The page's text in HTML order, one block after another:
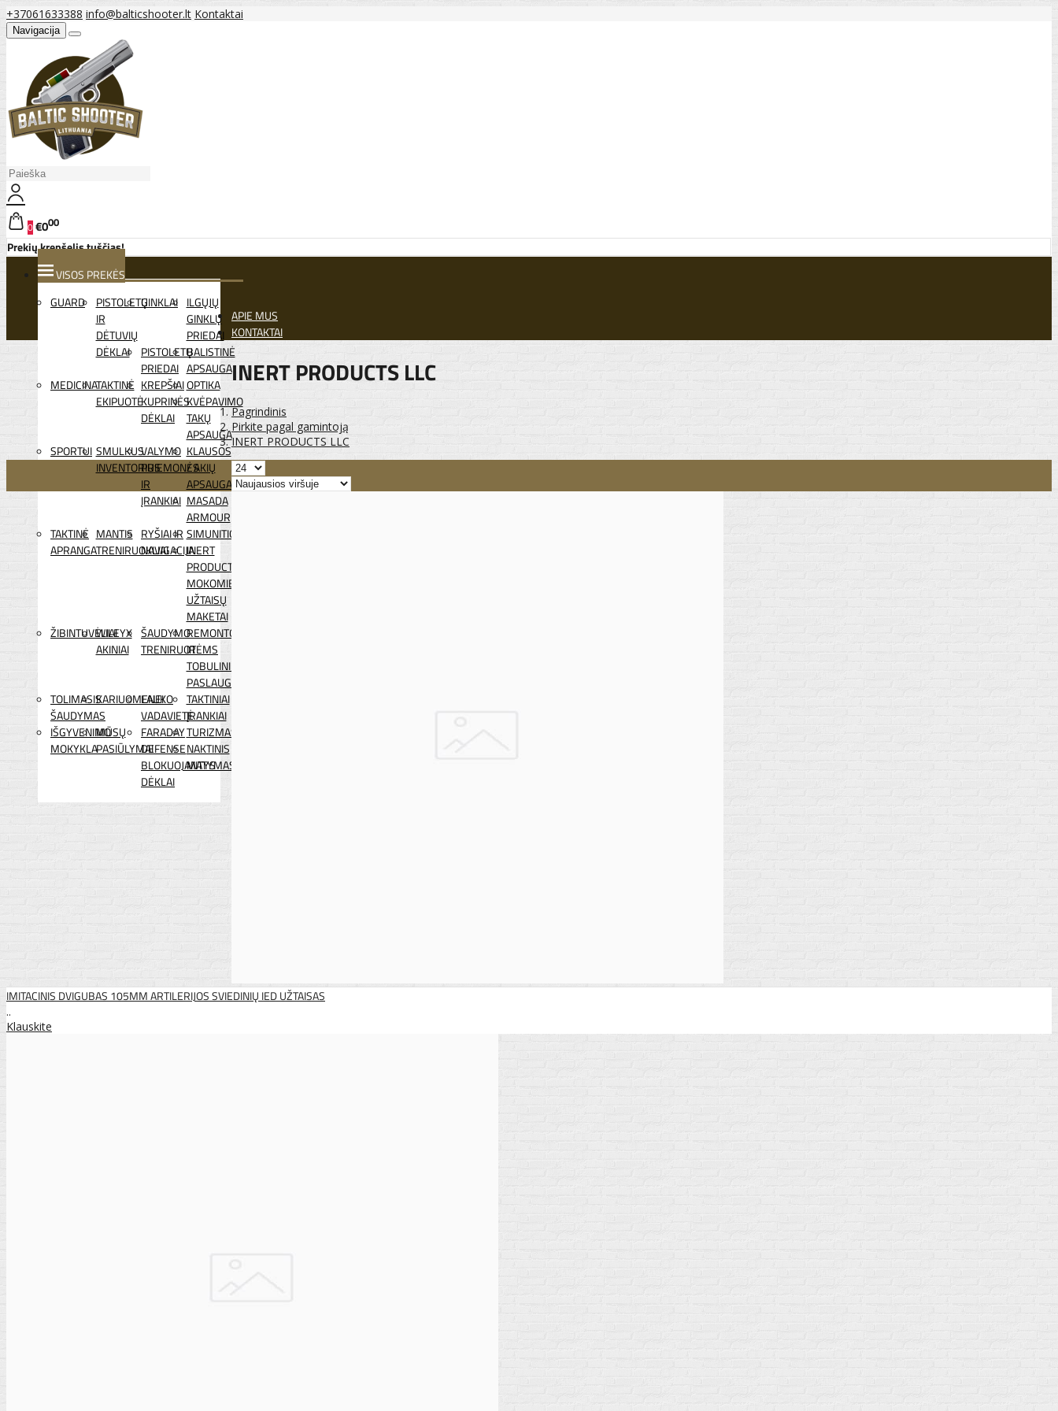
+37061633388 info@balticshooter.lt Kontaktai
Navigacija
0€000
Prekių krepšelis tuščias!
VISOS PREKĖS
GUARD
PISTOLETŲ
IR
DĖTUVIŲ
DĖKLAI
GINKLAI ILGŲJŲ
GINKLŲ
PRIEDAI
PISTOLETŲ
PRIEDAI
BALISTINĖ
APSAUGA
MEDICINATAKTINĖ
EKIPUOTĖ
KREPŠIAI
KUPRINĖS
DĖKLAI
OPTIKA
KVĖPAVIMO
TAKŲ
APSAUGA
SPORTUI SMULKUS
INVENTORIUS
VALYMO
PRIEMONĖS
IR
ĮRANKIAI
KLAUSOS
/ AKIŲ
APSAUGA
MASADA
ARMOUR
TAKTINĖ
APRANGA
MANTIS
TRENIRUOKLIAI
RYŠIAI IR
NAVIGACIJA
SIMUNITION
INERT
PRODUCTS
MOKOMIEJI
UŽTAISŲ
MAKETAI
ŽIBINTUVĖLIAI
WILEYX
AKINIAI
ŠAUDYMO
TRENIRUOTĖMS
REMONTO
IR
TOBULINIMO
PASLAUGOS
TOLIMASIS
ŠAUDYMAS
KARIUOMENEI
LAUKO
VADAVIETĖ
TAKTINIAI
ĮRANKIAI
IŠGYVENIMO
MOKYKLA
MŪSŲ
PASIŪLYMAI
FARADAY
DEFENSE
BLOKUOJANTYS
DĖKLAI
TURIZMAS
NAKTINIS
MATYMAS
APIE MUS
KONTAKTAI
INERT PRODUCTS LLC
Pagrindinis
Pirkite pagal gamintoją
INERT PRODUCTS LLC
IMITACINIS DVIGUBAS 105MM ARTILERIJOS SVIEDINIŲ IED UŽTAISAS
..
Klauskite